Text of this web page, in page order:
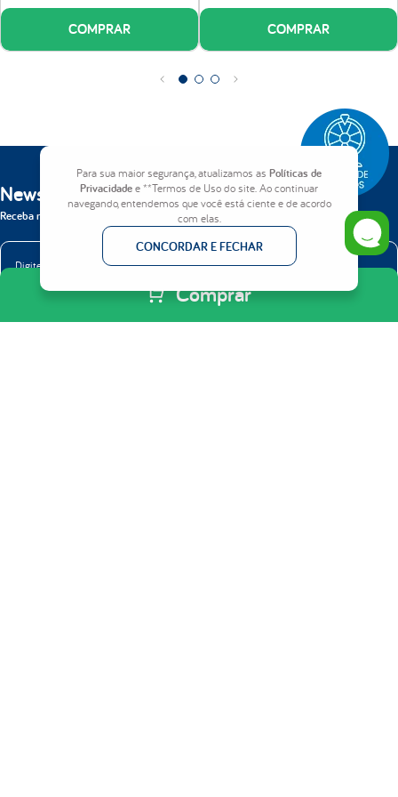
Para sua maior segurança, atualizamos as Políticas de
Privacidadee **Termos de Uso do site. Ao continuar
navegando, entendemos que você está ciente e de acordo
com elas.
CONCORDAR E FECHAR
Comprar
Certificações:Produto Certificado conforme Portaria do Inmetro nº75/2021 e
INER (Instituto Nacional de Estudos do Repouso).
COMPRAR COMPRAR
Newsletter
Receba nossas novidades em primeira mão.
ENVIAR